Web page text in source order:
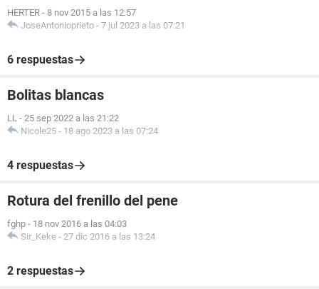
HERTER - 8 nov 2015 a las 12:57
JoseAntonioprieto - 7 jul 2023 a las 07:21
6 respuestas
Bolitas blancas
LL - 25 sep 2022 a las 21:22
Nicole25 - 18 ago 2023 a las 07:24
4 respuestas
Rotura del frenillo del pene
fghp - 18 nov 2016 a las 04:03
Sir_Keke - 27 dic 2016 a las 13:24
2 respuestas